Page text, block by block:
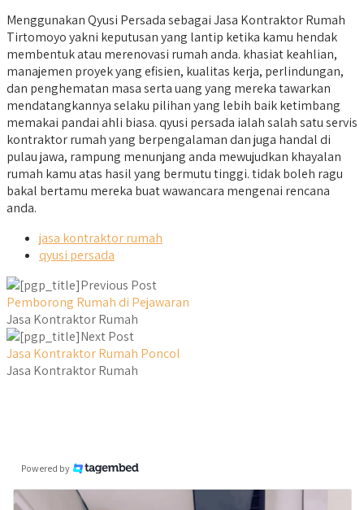
Menggunakan Qyusi Persada sebagai Jasa Kontraktor Rumah
Tirtomoyo yakni keputusan yang lantip ketika kamu hendak
membentuk atau merenovasi rumah anda. khasiat keahlian,
manajemen proyek yang efisien, kualitas kerja, perlindungan,
dan penghematan masa serta uang yang mereka tawarkan
mendatangkannya selaku pilihan yang lebih baik ketimbang
memakai pandai ahli biasa. qyusi persada ialah salah satu servis
kontraktor rumah yang berpengalaman dan juga handal di
pulau jawa, rampung menunjang anda mewujudkan khayalan
rumah kamu atas hasil yang bermutu tinggi. tidak boleh ragu
bakal bertamu mereka buat wawancara mengenai rencana
anda.
jasa kontraktor rumah
qyusi persada
Previous Post
Pemborong Rumah di Pejawaran
Jasa Kontraktor Rumah
Next Post
Jasa Kontraktor Rumah Poncol
Jasa Kontraktor Rumah
Powered by